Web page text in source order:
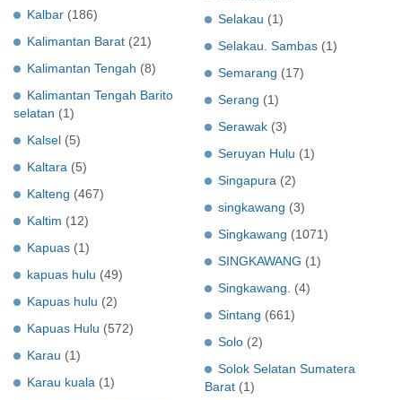
Kalbar (186)
Kalimantan Barat (21)
Kalimantan Tengah (8)
Kalimantan Tengah Barito
selatan (1)
Kalsel (5)
Kaltara (5)
Kalteng (467)
Kaltim (12)
Kapuas (1)
kapuas hulu (49)
Kapuas hulu (2)
Kapuas Hulu (572)
Karau (1)
Karau kuala (1)
Selakau (1)
Selakau. Sambas (1)
Semarang (17)
Serang (1)
Serawak (3)
Seruyan Hulu (1)
Singapura (2)
singkawang (3)
Singkawang (1071)
SINGKAWANG (1)
Singkawang.
(4)
Sintang (661)
Solo (2)
Solok Selatan Sumatera
Barat (1)